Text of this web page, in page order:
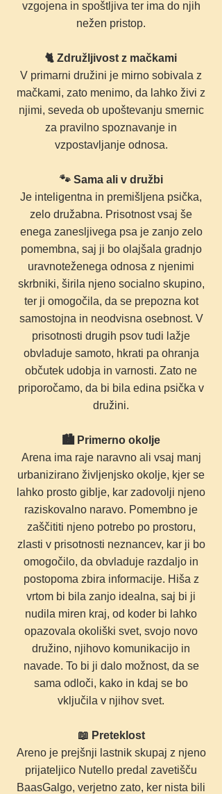
vzgojena in spoštljiva ter ima do njih
nežen pristop.
🐈 Združljivost z mačkami
V primarni družini je mirno sobivala z
mačkami, zato menimo, da lahko živi z
njimi, seveda ob upoštevanju smernic
za pravilno spoznavanje in
vzpostavljanje odnosa.
🐾 Sama ali v družbi
Je inteligentna in premišljena psička,
zelo družabna. Prisotnost vsaj še
enega zanesljivega psa je zanjo zelo
pomembna, saj ji bo olajšala gradnjo
uravnoteženega odnosa z njenimi
skrbniki, širila njeno socialno skupino,
ter ji omogočila, da se prepozna kot
samostojna in neodvisna osebnost. V
prisotnosti drugih psov tudi lažje
obvladuje samoto, hkrati pa ohranja
občutek udobja in varnosti. Zato ne
priporočamo, da bi bila edina psička v
družini.
🏙 Primerno okolje
Arena ima raje naravno ali vsaj manj
urbanizirano življenjsko okolje, kjer se
lahko prosto giblje, kar zadovolji njeno
raziskovalno naravo. Pomembno je
zaščititi njeno potrebo po prostoru,
zlasti v prisotnosti neznancev, kar ji bo
omogočilo, da obvladuje razdaljo in
postopoma zbira informacije. Hiša z
vrtom bi bila zanjo idealna, saj bi ji
nudila miren kraj, od koder bi lahko
opazovala okoliški svet, svojo novo
družino, njihovo komunikacijo in
navade. To bi ji dalo možnost, da se
sama odloči, kako in kdaj se bo
vključila v njihov svet.
📖 Preteklost
Areno je prejšnji lastnik skupaj z njeno
prijateljico Nutello predal zavetišču
BaasGalgo, verjetno zato, ker nista bili